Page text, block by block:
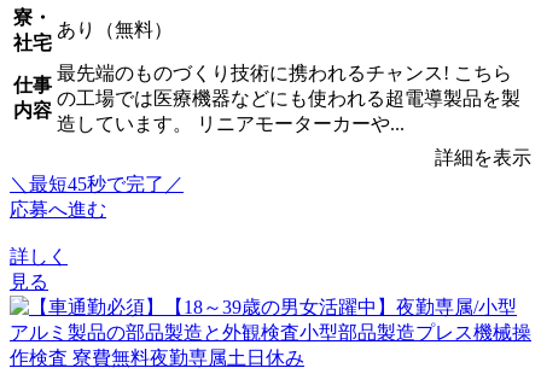
寮・
社宅
あり（無料）
仕事
内容
最先端のものづくり技術に携われるチャンス! こちら
の工場では医療機器などにも使われる超電導製品を製
造しています。 リニアモーターカーや...
詳細を表示
＼最短45秒で完了／
応募へ進む
詳しく
見る